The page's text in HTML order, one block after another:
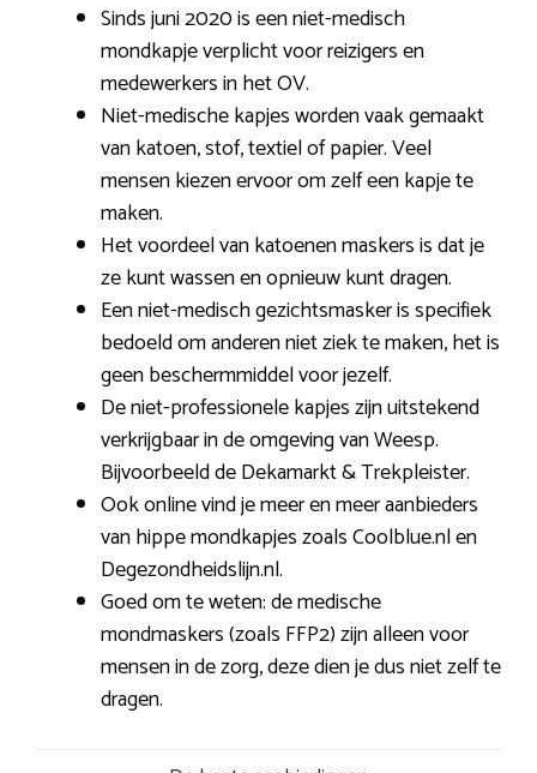
Sinds juni 2020 is een niet-medisch
mondkapje verplicht voor reizigers en
medewerkers in het OV.
Niet-medische kapjes worden vaak gemaakt
van katoen, stof, textiel of papier. Veel
mensen kiezen ervoor om zelf een kapje te
maken.
Het voordeel van katoenen maskers is dat je
ze kunt wassen en opnieuw kunt dragen.
Een niet-medisch gezichtsmasker is specifiek
bedoeld om anderen niet ziek te maken, het is
geen beschermmiddel voor jezelf.
De niet-professionele kapjes zijn uitstekend
verkrijgbaar in de omgeving van Weesp.
Bijvoorbeeld de Dekamarkt & Trekpleister.
Ook online vind je meer en meer aanbieders
van hippe mondkapjes zoals Coolblue.nl en
Degezondheidslijn.nl.
Goed om te weten: de medische
mondmaskers (zoals FFP2) zijn alleen voor
mensen in de zorg, deze dien je dus niet zelf te
dragen.